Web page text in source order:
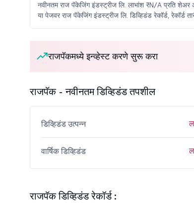
नवीनतम राज पॅकेजिंग इंडस्ट्रीज लि. लाभांश ₹N/A प्रति
या पेजवर राज पॅकेजिंग इंडस्ट्रीज लि. डिव्हिडंड रेकॉर्ड, रेकॉर्ड
राजपॅकमध्ये इन्व्हेस्ट करणे सुरू करा
राजपॅक - नवीनतम डिव्हिडंड तपशील
डिव्हिडंड उत्पन्न
वार्षिक डिव्हिडंड
राजपॅक डिव्हिडंड रेकॉर्ड :